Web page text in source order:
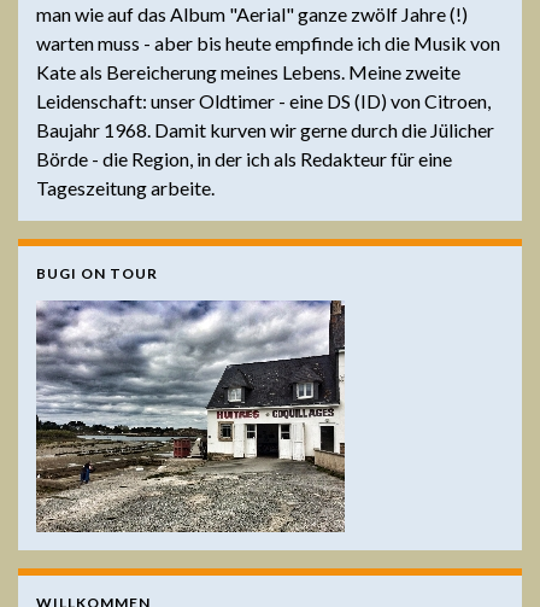
man wie auf das Album "Aerial" ganze zwölf Jahre (!)
warten muss - aber bis heute empfinde ich die Musik von
Kate als Bereicherung meines Lebens. Meine zweite
Leidenschaft: unser Oldtimer - eine DS (ID) von Citroen,
Baujahr 1968. Damit kurven wir gerne durch die Jülicher
Börde - die Region, in der ich als Redakteur für eine
Tageszeitung arbeite.
BUGI ON TOUR
WILLKOMMEN